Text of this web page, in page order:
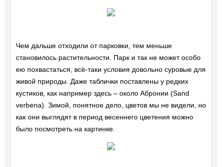
Чем дальше отходили от парковки, тем меньше
становилось растительности. Парк и так не может особо
ею похвастаться, всё-таки условия довольно суровые для
живой природы. Даже таблички поставлены у редких
кустиков, как например здесь – около Абронии (Sand
verbena). Зимой, понятное дело, цветов мы не видели, но
как они выглядят в период весеннего цветения можно
было посмотреть на картинке.